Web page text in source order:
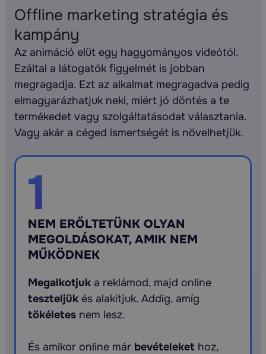
ajánlom Gergőt és a csapatát, mert egy
komplex rendszerben gondolkodnak és nem
csak egy weboldalt adtak nekünk, hanem egy
rendszert, ami kiszámíthatóbbá tette a
jövőnket.
Offline marketing stratégia és
kampány
Az animáció elüt egy hagyományos videótól.
Ezáltal a látogatók figyelmét is jobban
megragadja. Ezt az alkalmat megragadva pedig
elmagyarázhatjuk neki, miért jó döntés a te
termékedet vagy szolgáltatásodat választania.
Vagy akár a céged ismertségét is növelhetjük.
1
NEM ERŐLTETÜNK OLYAN
MEGOLDÁSOKAT, AMIK NEM
MŰKÖDNEK
Megalkotjuk a reklámod, majd online
teszteljük és alakítjuk. Addig, amíg
tökéletes nem lesz.
És amikor online már bevételeket hoz,